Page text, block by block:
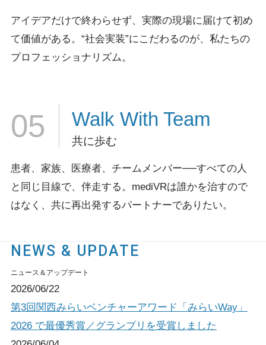
アイデアだけで終わらせず、実際の現場に届けて初め
て価値がある。 “社会実装”にこだわるのが、私たちの
プロフェッショナリズム。
05 Walk With Team
共に歩む
患者、家族、医療者、チームメンバー──すべての人
と同じ目線で、伴走する。 mediVRは誰かを治すので
はなく、共に再出発するパートナーでありたい。
NEWS & UPDATE
ニュース＆アップデート
2026/06/22
第3回関西みらいベンチャーアワード「みらいWay」
2026 で最優秀賞／グランプリを受賞しました